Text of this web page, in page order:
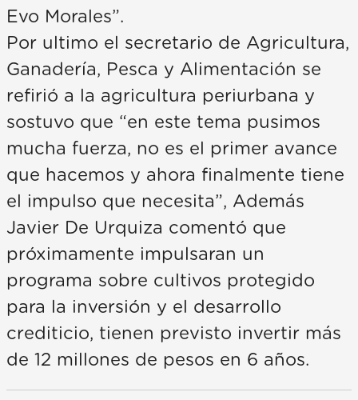
Evo Morales”.
Por ultimo el secretario de Agricultura,
Ganadería, Pesca y Alimentación se
refirió a la agricultura periurbana y
sostuvo que “en este tema pusimos
mucha fuerza, no es el primer avance
que hacemos y ahora finalmente tiene
el impulso que necesita”, Además
Javier De Urquiza comentó que
próximamente impulsaran un
programa sobre cultivos protegido
para la inversión y el desarrollo
crediticio, tienen previsto invertir más
de 12 millones de pesos en 6 años.